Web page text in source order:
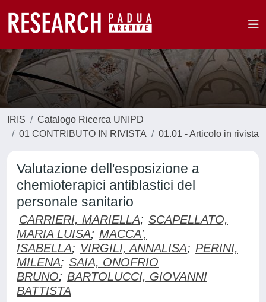
IRIS
Catalogo Ricerca UNIPD
01 CONTRIBUTO IN RIVISTA
01.01 - Articolo in rivista
Valutazione dell'esposizione a
chemioterapici antiblastici del
personale sanitario
CARRIERI, MARIELLA; SCAPELLATO,
MARIA LUISA; MACCA',
ISABELLA; VIRGILI, ANNALISA; PERINI,
MILENA; SAIA, ONOFRIO
BRUNO; BARTOLUCCI, GIOVANNI
BATTISTA